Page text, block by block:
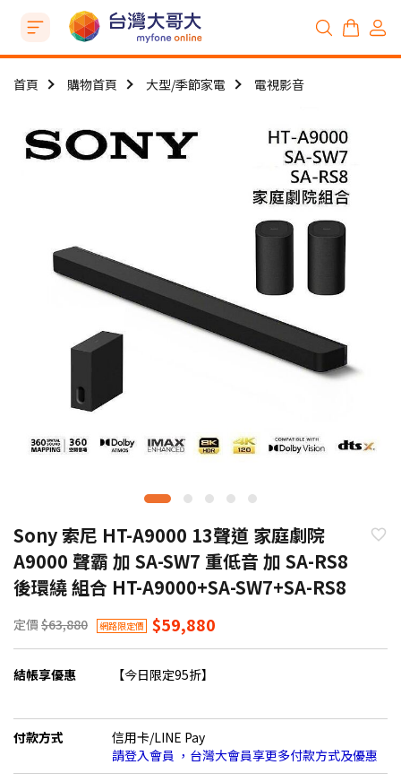
首頁 購物首頁 大型/季節家電 電視影音
Sony 索尼 HT-A9000 13聲道 家庭劇院
A9000 聲霸 加 SA-SW7 重低音 加 SA-RS8
後環繞 組合 HT-A9000+SA-SW7+SA-RS8
定價 $63,880 網路限定價 $59,880
結帳享優惠 【今日限定95折】
付款方式
信用卡/LINE Pay
請登入會員 ，台灣大會員享更多付款方式及優惠